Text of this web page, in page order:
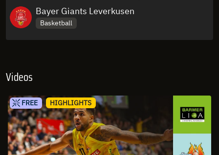
Bayer Giants Leverkusen
Basketball
Videos
FREE HIGHLIGHTS